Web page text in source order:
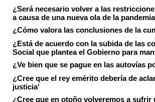
¿Será necesario volver a las
a causa de una nueva ola de la
¿Cómo valora las conclusiones de la
¿Está de acuerdo con la subida de las
Social que plantea el Gobierno para
¿Ve bien que se pague en las autovías
¿Cree que el rey emérito debería de
justicia'
¿Cree que en otoño volveremos a sufrir